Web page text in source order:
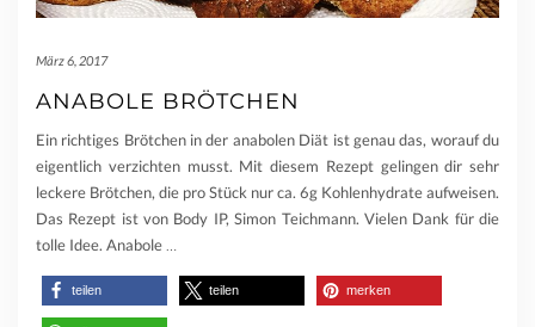
März 6, 2017
ANABOLE BRÖTCHEN
Ein richtiges Brötchen in der anabolen Diät ist genau das, worauf du
eigentlich verzichten musst. Mit diesem Rezept gelingen dir sehr
leckere Brötchen, die pro Stück nur ca. 6g Kohlenhydrate aufweisen.
Das Rezept ist von Body IP, Simon Teichmann. Vielen Dank für die
tolle Idee. Anabole…
teilen teilen merken